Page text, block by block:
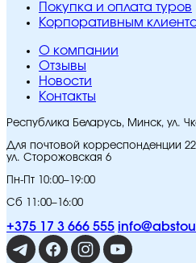
Покупка и оплата туров
Корпоративным
O компании
Отзывы
Новости
Контакты
Республика Беларусь, Минск, ул.
Для почтовой корреспонденции
ул. Сторожовская 6
Пн-Пт 10:00–19:00
Сб 11:00–16:00
+375 17 3 666 555